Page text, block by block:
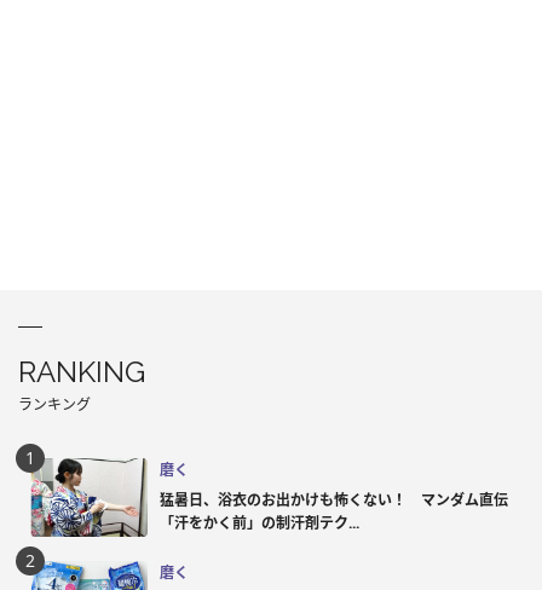
RANKING
ランキング
磨く
猛暑日、浴衣のお出かけも怖くない！ マンダム直伝
「汗をかく前」の制汗剤テク...
磨く